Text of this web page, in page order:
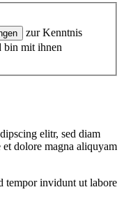
zur Kenntnis
bin mit ihnen
elitr, sed diam
dolore magna aliquyam
tempor invidunt ut labore